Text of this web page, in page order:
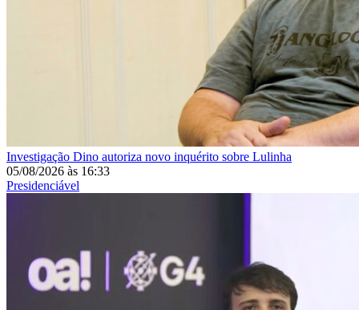
Investigação Dino autoriza novo inquérito sobre Lulinha
05/08/2026 às 16:33
Presidenciável